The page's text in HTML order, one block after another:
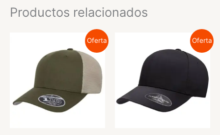
Productos relacionados
Oferta Oferta